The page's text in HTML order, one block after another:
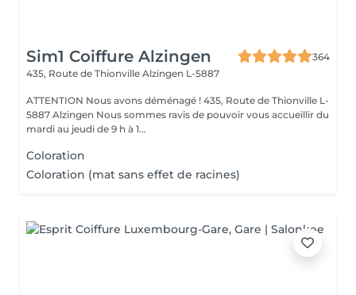
Sim1 Coiffure Alzingen
364
435, Route de Thionville Alzingen L-5887
ATTENTION Nous avons déménagé ! 435, Route de Thionville L-
5887 Alzingen Nous sommes ravis de pouvoir vous accueillir du
mardi au jeudi de 9 h à 1...
Coloration
Coloration (mat sans effet de racines)